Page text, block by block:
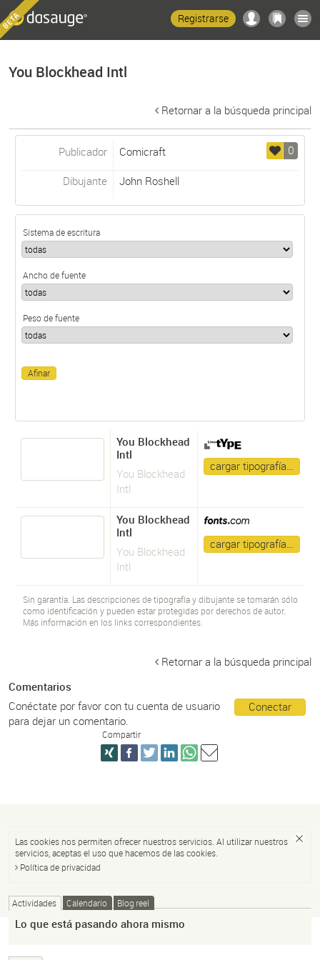
Registrarse
You Blockhead Intl
Retornar a la búsqueda principal
0
Publicador Comicraft
Dibujante John Roshell
Sistema de escritura
Ancho de fuente
Peso de fuente
You Blockhead
Intl
You Blockhead
Intl
cargar tipografía…
You Blockhead
Intl
You Blockhead
Intl
cargar tipografía…
Sin garantía. Las descripciones de tipografía y dibujante se tomarán sólo
como identificación y pueden estar protegidas por derechos de autor.
Más información en los links correspondientes.
Retornar a la búsqueda principal
Comentarios
Conectar
Conéctate por favor con tu cuenta de usuario
para dejar un comentario.
Compartir
Las cookies nos permiten ofrecer nuestros servicios. Al utilizar nuestros
servicios, aceptas el uso que hacemos de las cookies.
Política de privacidad
Actividades Calendario Blog reel
Lo que está pasando ahora mismo